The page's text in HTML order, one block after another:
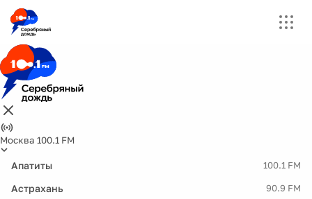
Москва 100.1 FM
Апатиты 100.1 FM
Астрахань 90.9 FM